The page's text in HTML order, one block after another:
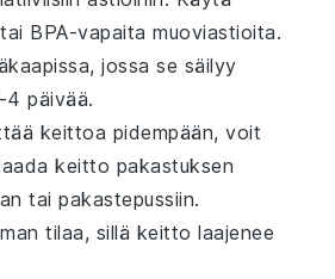
BPA-vapaita muoviastioita.
jossa se säilyy
4 päivää.
keittoa pidempään, voit
keitto pakastuksen
tai pakastepussiin.
tilaa, sillä keitto laajenee